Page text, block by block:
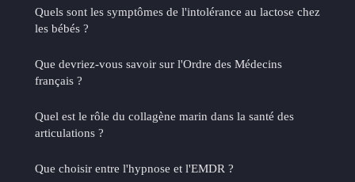
Quels sont les symptômes de l'intolérance au lactose chez
les bébés ?
Que devriez-vous savoir sur l'Ordre des Médecins
français ?
Quel est le rôle du collagène marin dans la santé des
articulations ?
Que choisir entre l'hypnose et l'EMDR ?